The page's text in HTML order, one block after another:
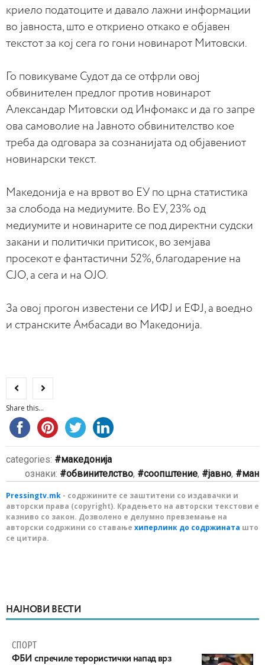
криело податоците и давало лажни информации
во јавноста, што е откриено откако е објавен
текстот за кој сега го гони новинарот Митовски.
Го повикуваме Судот да се отфрли овој
обвинителен предлог против новинарот
Александар Митовски од Инфомакс и да го запре
ова самоволие на Јавното обвинителство кое
треба да одговара за сознанијата од објавениот
новинарски текст.
Македонија е на врвот во ЕУ по црна статистика
за слобода на медиумите. Во ЕУ, 23% од
медиумите и новинарите се под директни cyдски
зaкaни и политички притиcoк, во земјава
просекот е фантастични 52%, благодарение на
СЈО, а сега и на ОЈО.
За овој прогон известени се ИФЈ и ЕФЈ, а воедно
и странските Амбасади во Македонија.
Share this...
categories:
македонија
ознаки:
обвинителство, соопштение, јавно, ман
Pressingtv.mk - содржините се заштитени со издавачки и
авторски права (copyright). Крадењето на авторски текстови е
казниво со закон. Дозволено е делумно превземање на
авторски содржини со ставање хиперлинк до содржината што
се цитира.
НАЈНОВИ ВЕСТИ
СПОРТ
ФБИ спречиле терористички напад врз